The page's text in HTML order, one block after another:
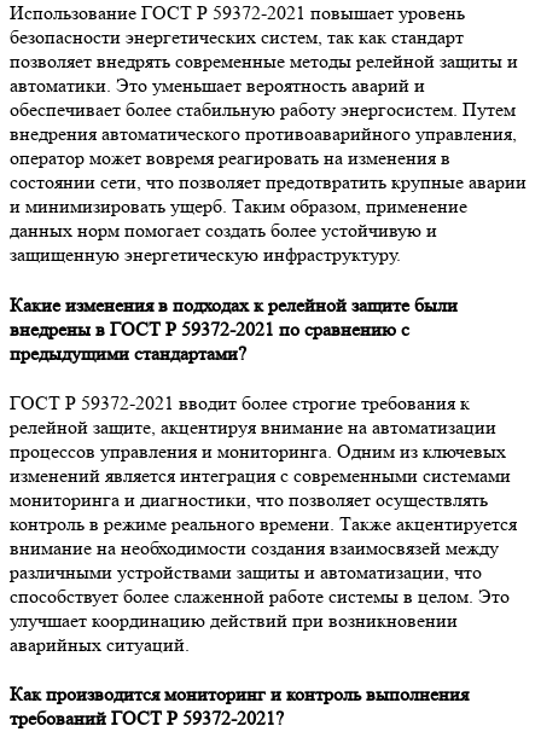
Использование ГОСТ Р 59372-2021 повышает уровень
безопасности энергетических систем, так как стандарт
позволяет внедрять современные методы релейной защиты и
автоматики. Это уменьшает вероятность аварий и
обеспечивает более стабильную работу энергосистем. Путем
внедрения автоматического противоаварийного управления,
оператор может вовремя реагировать на изменения в
состоянии сети, что позволяет предотвратить крупные аварии
и минимизировать ущерб. Таким образом, применение
данных норм помогает создать более устойчивую и
защищенную энергетическую инфраструктуру.
Какие изменения в подходах к релейной защите были
внедрены в ГОСТ Р 59372-2021 по сравнению с
предыдущими стандартами?
ГОСТ Р 59372-2021 вводит более строгие требования к
релейной защите, акцентируя внимание на автоматизации
процессов управления и мониторинга. Одним из ключевых
изменений является интеграция с современными системами
мониторинга и диагностики, что позволяет осуществлять
контроль в режиме реального времени. Также акцентируется
внимание на необходимости создания взаимосвязей между
различными устройствами защиты и автоматизации, что
способствует более слаженной работе системы в целом. Это
улучшает координацию действий при возникновении
аварийных ситуаций.
Как производится мониторинг и контроль выполнения
требований ГОСТ Р 59372-2021?